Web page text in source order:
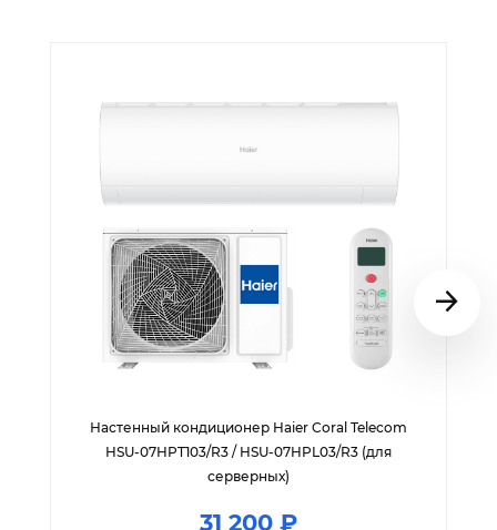
Настенный кондиционер Haier Coral Telecom
HSU-07HPT103/R3 / HSU-07HPL03/R3 (для
серверных)
31 200 ₽